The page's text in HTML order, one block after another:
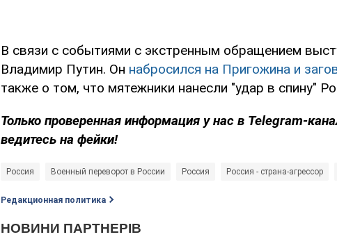
В связи с событиями с экстренным обращением
Владимир Путин. Он набросился на Пригожина и
также о том, что мятежники нанесли "удар в спину"
Только проверенная информация у нас в Telegram-
ведитесь на фейки!
Россия Военный переворот в России Россия Россия - страна-агрессор
Редакционная политика